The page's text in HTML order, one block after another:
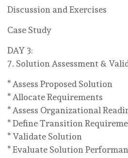
Discussion and Exercises
Case Study
DAY 3:
7. Solution Assessment &
* Assess Proposed Solution
* Allocate Requirements
* Assess Organizational
* Define Transition
* Validate Solution
* Evaluate Solution